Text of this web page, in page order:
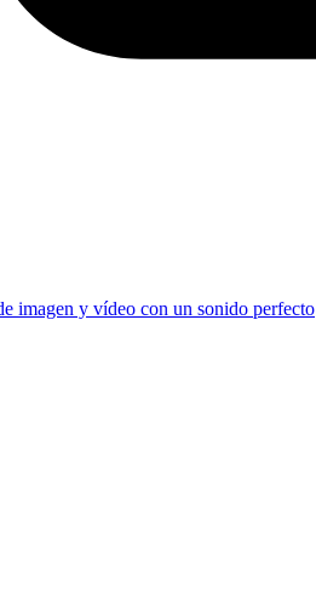
imagen y vídeo con un sonido perfecto